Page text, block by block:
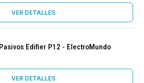
VER DETALLES
Edifier P12 - ElectroMundo
VER DETALLES